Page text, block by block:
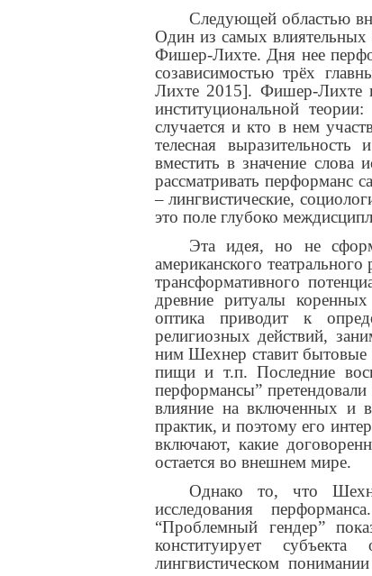
Следующей областью
Один из самых влиятельных
Фишер-Лихте. Дня нее
созависимостью трёх
Лихте 2015]. Фишер-Лихте
институциональной
случается и кто в нем
телесная
вместить в значение
рассматривать перформанс
– лингвистические,
это поле глубоко
Эта идея, но не
американского
трансформативного
древние ритуалы
оптика приводит к
религиозных действий,
ним Шехнер ставит бытовые
пищи и т.п. Последние
перформансы”
влияние на включенных и
практик, и поэтому его
включают, какие
остается во внешнем мире.
Однако то, что
исследования
“Проблемный гендер”
конституирует
лингвистическом